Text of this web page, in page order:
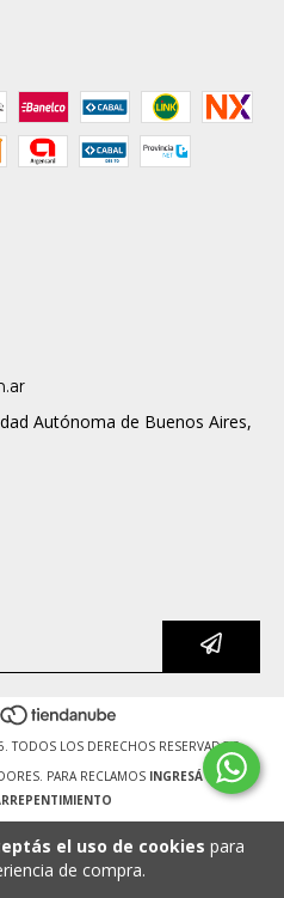
el uso de cookies para
de compra.
Autónoma de Buenos Aires,
TODOS LOS DERECHOS RESERVADOS.
PARA RECLAMOS INGRESÁ ACÁ.